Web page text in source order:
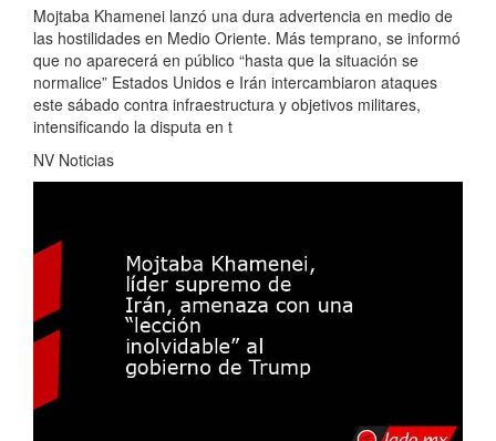
Mojtaba Khamenei lanzó una dura advertencia en medio de
las hostilidades en Medio Oriente. Más temprano, se informó
que no aparecerá en público “hasta que la situación se
normalice” Estados Unidos e Irán intercambiaron ataques
este sábado contra infraestructura y objetivos militares,
intensificando la disputa en t
NV Noticias